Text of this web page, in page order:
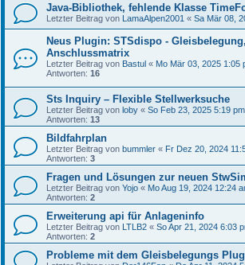
Java-Bibliothek, fehlende Klasse
Letzter Beitrag von LamaAlpen2001 « Sa Mär 08,
Neus Plugin: STSdispo -
Anschlussmatrix
Letzter Beitrag von Bastul « Mo Mär 03, 2025 1:05
Antworten: 16
Sts Inquiry – Flexible Stellwerksuche
Letzter Beitrag von loby « So Feb 23, 2025 5:19 pm
Antworten: 13
Bildfahrplan
Letzter Beitrag von bummler « Fr Dez 20, 2024
Antworten: 3
Fragen und Lösungen zur neuen
Letzter Beitrag von Yojo « Mo Aug 19, 2024 12:24
Antworten: 2
Erweiterung api für Anlageninfo
Letzter Beitrag von LTLB2 « So Apr 21, 2024 6:03
Antworten: 2
Probleme mit dem Gleisbelegungs